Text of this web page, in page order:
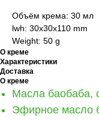
Объём крема: 30 мл
lwh: 30x30x110 mm
Weight: 50 g
О креме
Характеристики
Доставка
О креме
Масла баобаба,
Эфирное масло